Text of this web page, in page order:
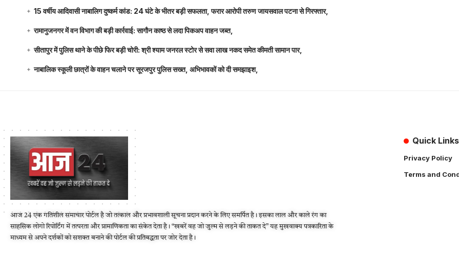
15 वर्षीय आदिवासी नाबालिग दुष्कर्म कांड: 24 घंटे के भीतर बड़ी सफलता, फरार आरोपी तरुण जायसवाल पटना से गिरफ्तार,
रामानुजनगर में वन विभाग की बड़ी कार्रवाई: सागौन काष्ठ से लदा पिकअप वाहन जब्त,
सीतापुर में पुलिस थाने के पीछे फिर बड़ी चोरी: श्री श्याम जनरल स्टोर से सवा लाख नकद समेत कीमती सामान पार,
नाबालिक स्कूली छात्रों के वाहन चलाने पर सूरजपुर पुलिस सख्त, अभिभावकों को दी समझाइश,
आज 24 एक गतिशील समाचार पोर्टल है जो तत्काल और प्रभावशाली सूचना प्रदान करने के लिए समर्पित है। इसका लाल और काले रंग का
साहसिक लोगो रिपोर्टिंग में तत्परता और प्रामाणिकता का संकेत देता है। “खबरें वह जो जुल्म से लड़ने की ताकत दे” यह मुखवाक्य पत्रकारिता के
माध्यम से अपने दर्शकों को सशक्त बनाने की पोर्टल की प्रतिबद्धता पर जोर देता है।
Quick Links
Privacy Policy
Terms and